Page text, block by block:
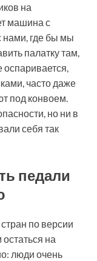
на
машина с
нами, где бы мы
палатку там,
часто даже
под конвоем.
но ни в
себя так
педали
по версии
на
люди очень